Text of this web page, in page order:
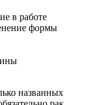
в работе
формы
названных